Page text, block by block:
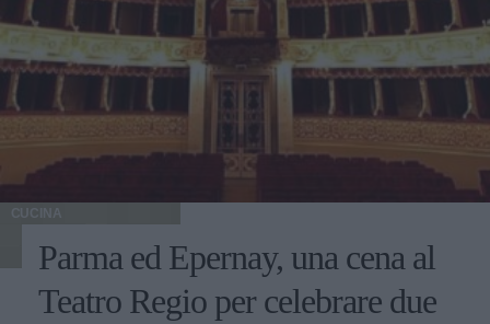
CUCINA
Parma ed Epernay, una cena al
Teatro Regio per celebrare due